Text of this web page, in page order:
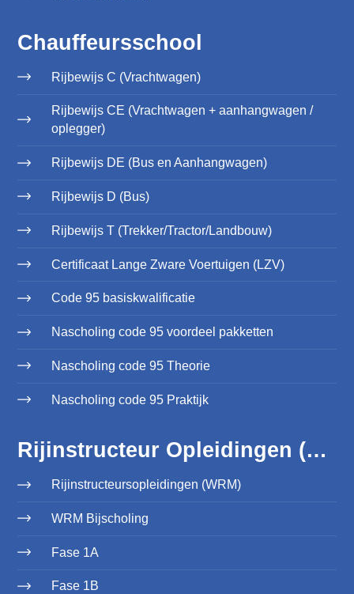
Chauffeursschool
Rijbewijs C (Vrachtwagen)
Rijbewijs CE (Vrachtwagen + aanhangwagen /
oplegger)
Rijbewijs DE (Bus en Aanhangwagen)
Rijbewijs D (Bus)
Rijbewijs T (Trekker/Tractor/Landbouw)
Certificaat Lange Zware Voertuigen (LZV)
Code 95 basiskwalificatie
Nascholing code 95 voordeel pakketten
Nascholing code 95 Theorie
Nascholing code 95 Praktijk
Rijinstructeur Opleidingen (WRM)
Rijinstructeursopleidingen (WRM)
WRM Bijscholing
Fase 1A
Fase 1B